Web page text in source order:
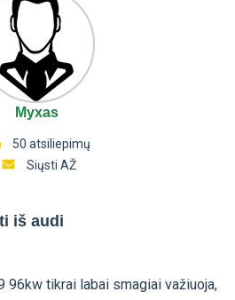
Myxas
50 atsiliepimų
Siųsti AŽ
iš audi
96kw tikrai labai smagiai važiuoja,